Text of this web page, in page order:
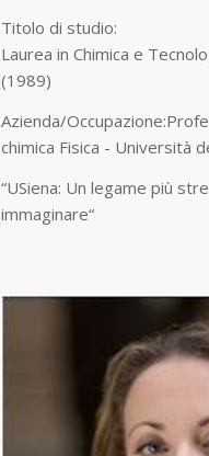
Titolo di studio:
Laurea in Chimica e
(1989)
Azienda/
chimica Fisica - Università
“USiena: Un legame più
immaginare“